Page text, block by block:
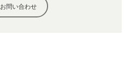
お問い合わせ